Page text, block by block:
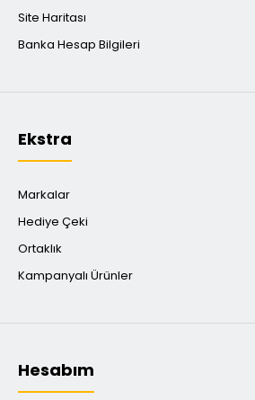
Site Haritası
Banka Hesap Bilgileri
Ekstra
Markalar
Hediye Çeki
Ortaklık
Kampanyalı Ürünler
Hesabım